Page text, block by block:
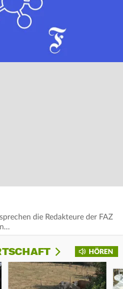
die Redakteure der FAZ
HÖREN